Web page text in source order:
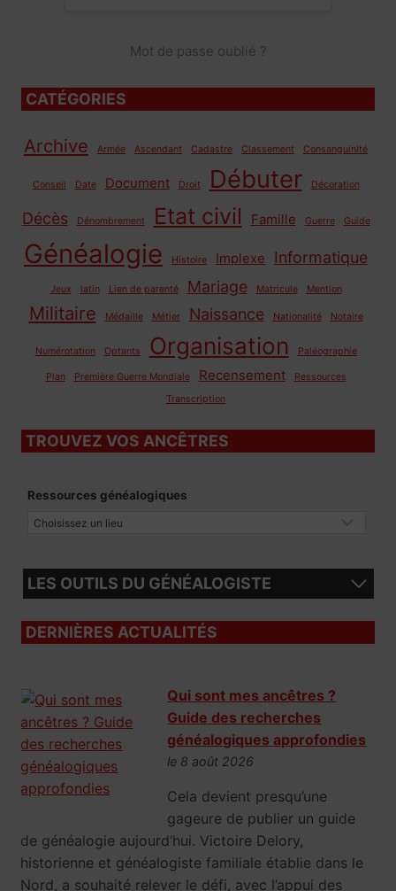
Mot de passe oublié ?
CATÉGORIES
Archive Armée Ascendant Cadastre Classement Consanguinité
Conseil Date Document Droit Débuter Décoration
Décès Dénombrement Etat civil Famille Guerre Guide
Généalogie Histoire Implexe Informatique
Jeux latin Lien de parenté Mariage Matricule Mention
Militaire Médaille Métier Naissance Nationalité Notaire
Numérotation Optants Organisation Paléographie
Plan Première Guerre Mondiale Recensement
Ressources
Transcription
TROUVEZ VOS ANCÊTRES
Ressources généalogiques
LES OUTILS DU GÉNÉALOGISTE
DERNIÈRES ACTUALITÉS
Qui sont mes ancêtres ?
Guide des recherches
généalogiques approfondies
le 8 août 2026
Cela devient presqu’une
gageure de publier un guide
de généalogie aujourd’hui. Victoire Delory,
historienne et généalogiste familiale établie dans le
Nord, a souhaité relever le défi, avec l’appui des